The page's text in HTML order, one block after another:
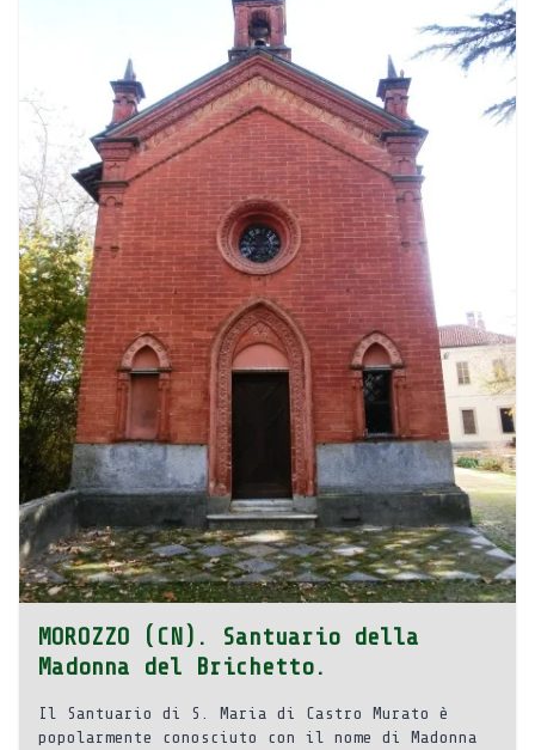
MOROZZO (CN). Santuario della
Madonna del Brichetto.
Il Santuario di S. Maria di Castro Murato è
popolarmente conosciuto con il nome di Madonna